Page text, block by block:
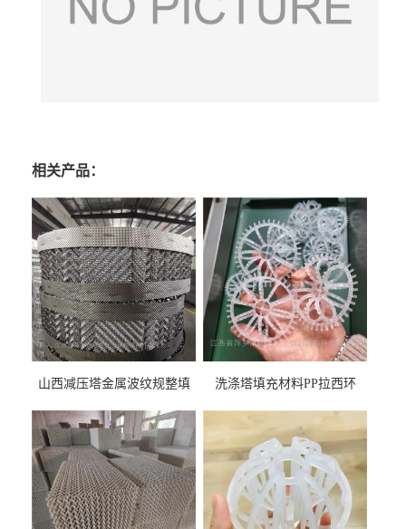
相关产品：
山西减压塔金属波纹规整填
料
洗涤塔填充材料PP拉西环